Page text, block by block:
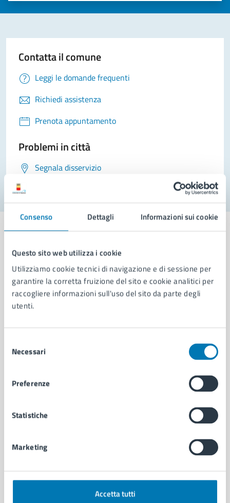
Consenso Dettagli Informazioni sui cookie
Questo sito web utilizza i cookie
Utilizziamo cookie tecnici di navigazione e di sessione per
garantire la corretta fruizione del sito e cookie analitici per
raccogliere informazioni sull'uso del sito da parte degli
utenti.
delNecessari
Preferenze
Statistiche
Marketing
Accetta tutti
Contatta il comune
Leggi le domande frequenti
Richiedi assistenza
Prenota appuntamento
Problemi in città
Segnala disservizio
Comune di Napoli
AMMINISTRAZIONE
Uffici
Personale amministrativo
Intranet, posta aziendale e protocollo
CATEGORIE DI SERVIZIO